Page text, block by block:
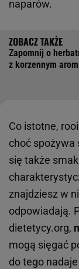
naparów.
Zapomnij o
z korzennym
Co istotne,
choć spożywa
się także
znajdziesz w
odpowiadają.
dietetycy.org,
mogą sięgać
do tego